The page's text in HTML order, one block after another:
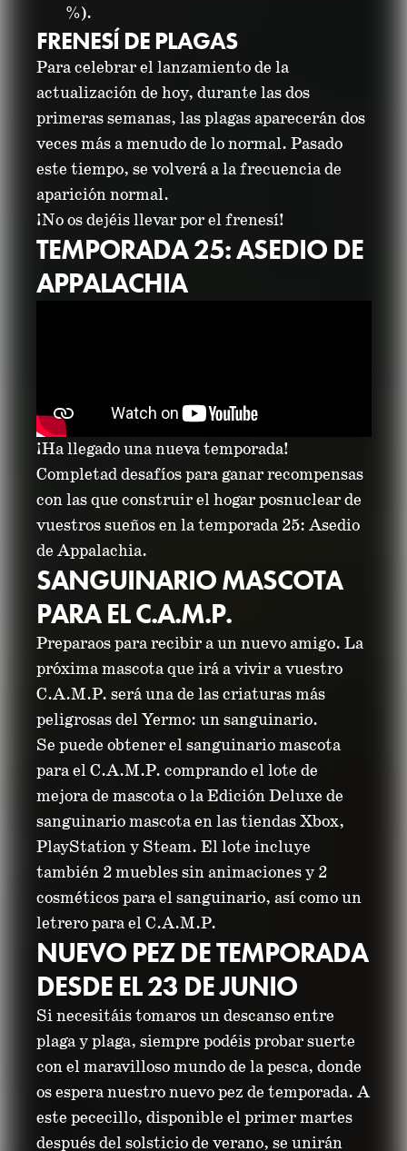
%).
FRENESÍ DE PLAGAS
Para celebrar el lanzamiento de la
actualización de hoy, durante las dos
primeras semanas, las plagas aparecerán dos
veces más a menudo de lo normal. Pasado
este tiempo, se volverá a la frecuencia de
aparición normal.
¡No os dejéis llevar por el frenesí!
TEMPORADA 25: ASEDIO DE
APPALACHIA
¡Ha llegado una nueva temporada!
Completad desafíos para ganar recompensas
con las que construir el hogar posnuclear de
vuestros sueños en la temporada 25: Asedio
de Appalachia.
SANGUINARIO MASCOTA
PARA EL C.A.M.P.
Preparaos para recibir a un nuevo amigo. La
próxima mascota que irá a vivir a vuestro
C.A.M.P. será una de las criaturas más
peligrosas del Yermo: un sanguinario.
Se puede obtener el sanguinario mascota
para el C.A.M.P. comprando el lote de
mejora de mascota o la Edición Deluxe de
sanguinario mascota en las tiendas Xbox,
PlayStation y Steam. El lote incluye
también 2 muebles sin animaciones y 2
cosméticos para el sanguinario, así como un
letrero para el C.A.M.P.
NUEVO PEZ DE TEMPORADA
DESDE EL 23 DE JUNIO
Si necesitáis tomaros un descanso entre
plaga y plaga, siempre podéis probar suerte
con el maravilloso mundo de la pesca, donde
os espera nuestro nuevo pez de temporada. A
este pececillo, disponible el primer martes
después del solsticio de verano, se unirán